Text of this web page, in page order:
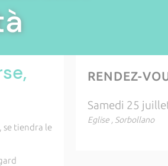
se tiendra le
RENDEZ-
Samedi 25
Eglise , Sorbollano